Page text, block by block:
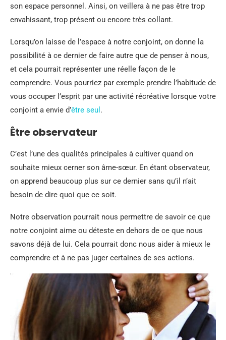
son espace personnel. Ainsi, on veillera à ne pas être trop
envahissant, trop présent ou encore très collant.
Lorsqu’on laisse de l’espace à notre conjoint, on donne la
possibilité à ce dernier de faire autre que de penser à nous,
et cela pourrait représenter une réelle façon de le
comprendre. Vous pourriez par exemple prendre l’habitude de
vous occuper l’esprit par une activité récréative lorsque votre
conjoint a envie d’être seul .
Être observateur
C’est l’une des qualités principales à cultiver quand on
souhaite mieux cerner son âme-sœur. En étant observateur,
on apprend beaucoup plus sur ce dernier sans qu’il n’ait
besoin de dire quoi que ce soit.
Notre observation pourrait nous permettre de savoir ce que
notre conjoint aime ou déteste en dehors de ce que nous
savons déjà de lui. Cela pourrait donc nous aider à mieux le
comprendre et à ne pas juger certaines de ses actions.